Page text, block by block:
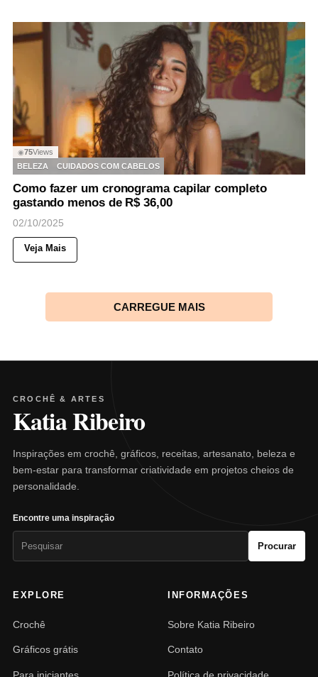
◉75Views
BELEZA
CUIDADOS COM CABELOS
Como fazer um cronograma capilar completo
gastando menos de R$ 36,00
02/10/2025
Veja Mais
CARREGUE MAIS
CROCHÊ & ARTES
Katia Ribeiro
Inspirações em crochê, gráficos, receitas, artesanato, beleza e
bem-estar para transformar criatividade em projetos cheios de
personalidade.
Encontre uma inspiração
Procurar
EXPLORE
Crochê
Gráficos grátis
INFORMAÇÕES
Sobre Katia Ribeiro
Contato